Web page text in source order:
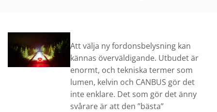
Att välja ny fordonsbelysning kan
kännas överväldigande. Utbudet är
enormt, och tekniska termer som
lumen, kelvin och CANBUS gör det
inte enklare. Det som gör det änny
svårare är att den ”bästa”